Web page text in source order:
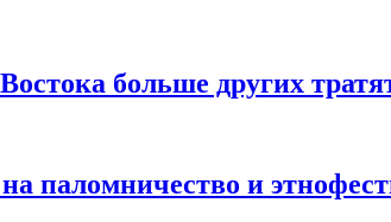
больше других
паломничество и